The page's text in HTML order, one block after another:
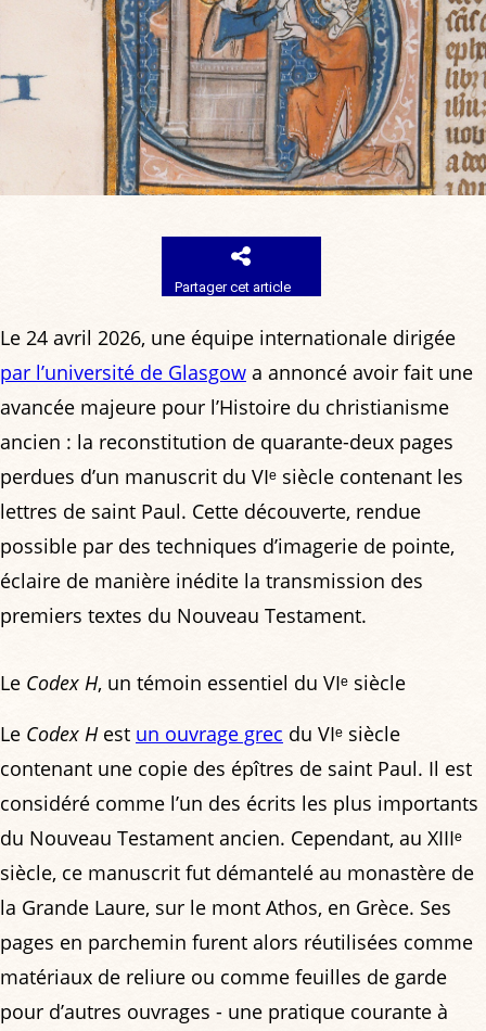
Partager cet article
Le 24 avril 2026, une équipe internationale dirigée
par l’université de Glasgow a annoncé avoir fait une
avancée majeure pour l’Histoire du christianisme
ancien : la reconstitution de quarante-deux pages
perdues d’un manuscrit du VIᵉ siècle contenant les
lettres de saint Paul. Cette découverte, rendue
possible par des techniques d’imagerie de pointe,
éclaire de manière inédite la transmission des
premiers textes du Nouveau Testament.
Le Codex H, un témoin essentiel du VIᵉ siècle
Le Codex Hest un ouvrage grec du VIᵉ siècle
contenant une copie des épîtres de saint Paul. Il est
considéré comme l’un des écrits les plus importants
du Nouveau Testament ancien. Cependant, au XIIIᵉ
siècle, ce manuscrit fut démantelé au monastère de
la Grande Laure, sur le mont Athos, en Grèce. Ses
pages en parchemin furent alors réutilisées comme
matériaux de reliure ou comme feuilles de garde
pour d’autres ouvrages - une pratique courante à